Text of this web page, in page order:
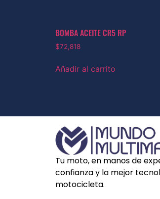
BOMBA ACEITE CR5 RP
$72,818
Añadir al carrito
Tu moto, en manos de
confianza y la mejor
motocicleta.